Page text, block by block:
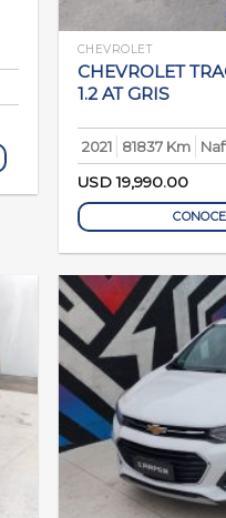
CHEVROLET
CHEVROLET
1.2 AT GRIS
2021 81837 Km
USD19,990.00